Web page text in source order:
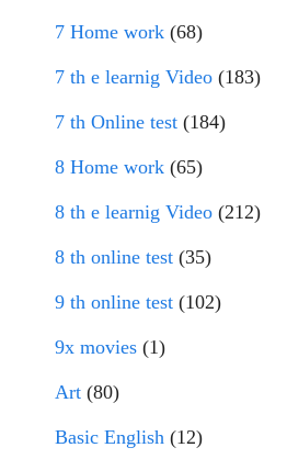
7 Home work (68)
7 th e learnig Video (183)
7 th Online test (184)
8 Home work (65)
8 th e learnig Video (212)
8 th online test (35)
9 th online test (102)
9x movies (1)
Art (80)
Basic English (12)